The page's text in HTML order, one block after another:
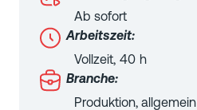
Ab sofort
Arbeitszeit:
Vollzeit, 40 h
Branche:
Produktion, allgemein